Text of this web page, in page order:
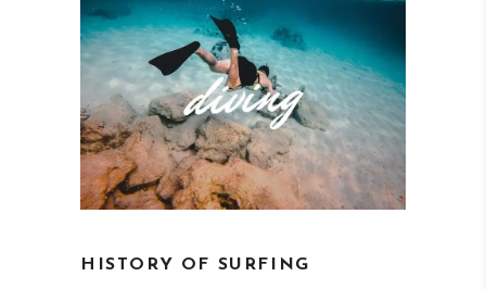
HISTORY OF SURFING